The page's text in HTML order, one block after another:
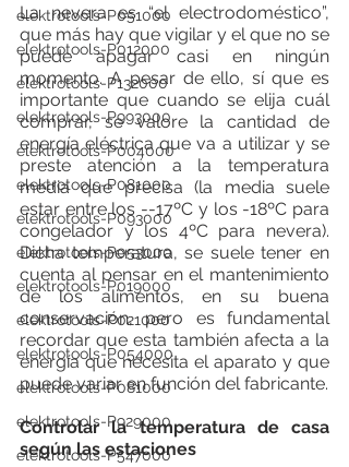
elektrotools-P051000
elektrotools-P012000
elektrotools-P132000
elektrotools-P993000
elektrotools-P004000
elektrotools-P081000
elektrotools-P093000
elektrotools-P053000
elektrotools-P019000
elektrotools-P021000
elektrotools-P054000
elektrotools-P081000
elektrotools-P929000
elektrotools-P547000
La nevera es “el electrodoméstico”,
que más hay que vigilar y el que no se
puede apagar casi en ningún
momento. A pesar de ello, sí que es
importante que cuando se elija cuál
comprar, se valore la cantidad de
energía eléctrica que va a utilizar y se
preste atención a la temperatura
media que precisa (la media suele
estar entre los --17ºC y los -18ºC para
congelador y los 4ºC para nevera).
Dicha temperatura, se suele tener en
cuenta al pensar en el mantenimiento
de los alimentos, en su buena
conservación, pero es fundamental
recordar que esta también afecta a la
energía que necesita el aparato y que
puede variar en función del fabricante.
Controlar la temperatura de casa
según las estaciones